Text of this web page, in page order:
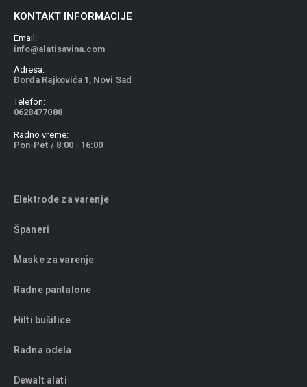
KONTAKT INFORMACIJE
Email:
info@alatisavina.com
Adresa:
Đorđa Rajkovića 1, Novi Sad
Telefon:
0628477088
Radno vreme:
Pon-Pet / 8:00 - 16:00
Elektrode za varenje
Španeri
Maske za varenje
Radne pantalone
Hilti bušilice
Radna odela
Dewalt alati